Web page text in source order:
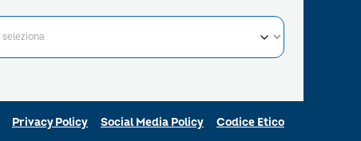
Privacy Policy Social Media Policy Codice Etico